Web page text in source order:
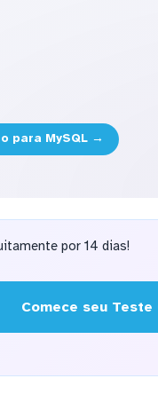
para MySQL →
por 14 dias!
Comece seu